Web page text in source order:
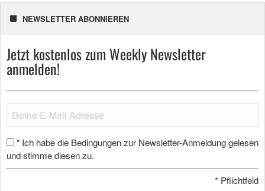
NEWSLETTER ABONNIEREN
Jetzt kostenlos zum Weekly Newsletter
anmelden!
* Ich habe die Bedingungen zur Newsletter-Anmeldung gelesen
und stimme diesen zu.
* Pflichtfeld